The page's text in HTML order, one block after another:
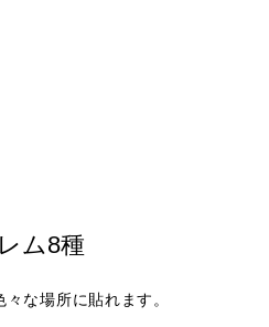
ム8種
な場所に貼れます。